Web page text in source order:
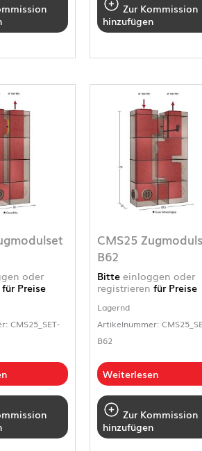
Zur Kommission
hinzufügen
oder
für Preise
CMS25_SET-
CMS25
B62
Bitte einloggen oder
registrieren für Preise
Lagernd
Artikelnummer:
B62
Weiterlesen
Zur Kommission
hinzufügen